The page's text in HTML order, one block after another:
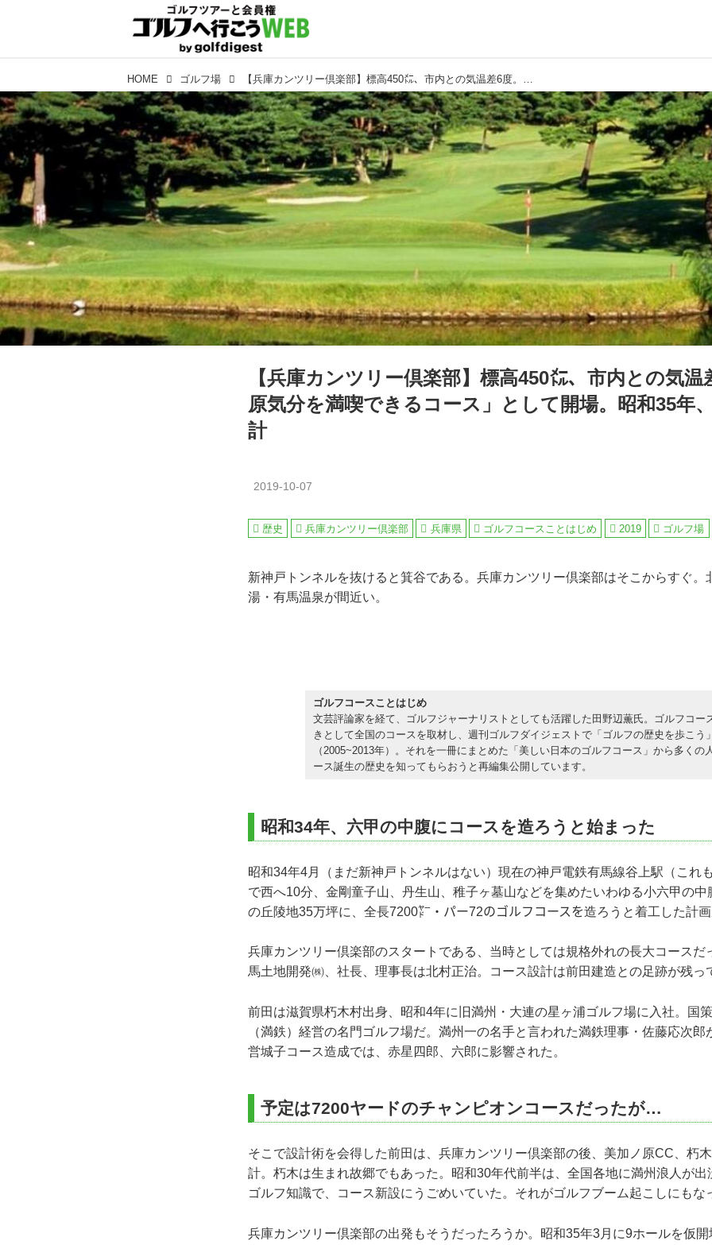
HOME ゴルフ場 【兵庫カンツリー倶楽部】標高450㍍、市内との気温差6度。「高原気分を満喫できるコース」として開場。昭和35年、前田建造設計
【兵庫カンツリー倶楽部】標高450㍍、市内との気温
原気分を満喫できるコース」として開場。昭和35年
計
2019-10-07
歴史 兵庫カンツリー倶楽部 兵庫県 ゴルフコースことはじめ 2019 ゴルフ場
新神戸トンネルを抜けると箕谷である。兵庫カンツリー倶楽部はそこからすぐ。
湯・有馬温泉が間近い。
ゴルフコースことはじめ
文芸評論家を経て、ゴルフジャーナリストとしても活躍した田野辺薫氏。ゴルフコー
きとして全国のコースを取材し、週刊ゴルフダイジェストで「ゴルフの歴史を歩こう
（2005~2013年）。それを一冊にまとめた「美しい日本のゴルフコース」から多くの
ース誕生の歴史を知ってもらおうと再編集公開しています。
昭和34年、六甲の中腹にコースを造ろうと始まった
昭和34年4月（まだ新神戸トンネルはない）現在の神戸電鉄有馬線谷上駅（これ
で西へ10分、金剛童子山、丹生山、稚子ヶ墓山などを集めたいわゆる小六甲の
の丘陵地35万坪に、全長7200㍎・パー72のゴルフコースを造ろうと着工した計
兵庫カンツリー倶楽部のスタートである、当時としては規格外れの長大コースだ
馬土地開発㈱、社長、理事長は北村正治。コース設計は前田建造との足跡が残っ
前田は滋賀県朽木村出身、昭和4年に旧満州・大連の星ヶ浦ゴルフ場に入社。国
（満鉄）経営の名門ゴルフ場だ。満州一の名手と言われた満鉄理事・佐藤応次郎
営城子コース造成では、赤星四郎、六郎に影響された。
予定は7200ヤードのチャンピオンコースだったが…
そこで設計術を会得した前田は、兵庫カンツリー倶楽部の後、美加ノ原CC、朽
計。朽木は生まれ故郷でもあった。昭和30年代前半は、全国各地に満州浪人が出
ゴルフ知識で、コース新設にうごめいていた。それがゴルフブーム起こしにもな
兵庫カンツリー倶楽部の出発もそうだったろうか。昭和35年3月に9ホールを仮